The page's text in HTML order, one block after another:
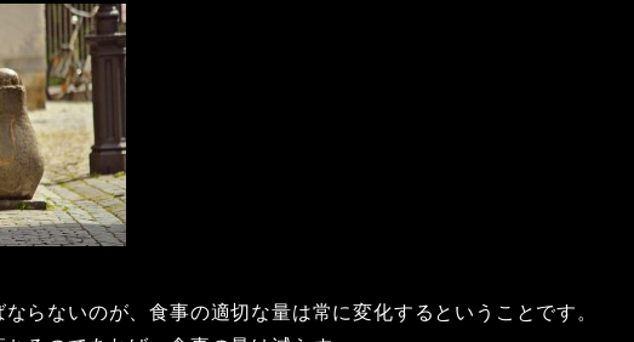
らないのが、食事の適切な量は常に変化するということです。